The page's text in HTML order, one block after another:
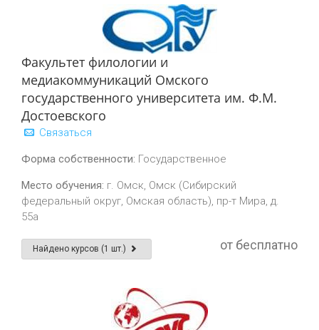
Факультет филологии и
медиакоммуникаций Омского
государственного университета им. Ф.М.
Достоевского
Связаться
Форма собственности: Государственное
Место обучения: г. Омск, Омск (Сибирский
федеральный округ, Омская область), пр-т Мира, д.
55а
Найдено курсов (1 шт.) от бесплатно